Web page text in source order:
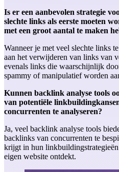
Is er een aanbevolen strategie
slechte links als eerste moeten
met een groot aantal te maken
Wanneer je met veel slechte links
aan het verwijderen van links van
evenals links die waarschijnlijk
spammy of manipulatief worden
Kunnen backlink analyse tools
van potentiële
concurrenten te analyseren?
Ja, veel backlink analyse tools
backlinks van concurrenten te
krijgt in hun
eigen website ontdekt.